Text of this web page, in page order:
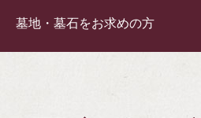
墓地・墓石をお求めの方